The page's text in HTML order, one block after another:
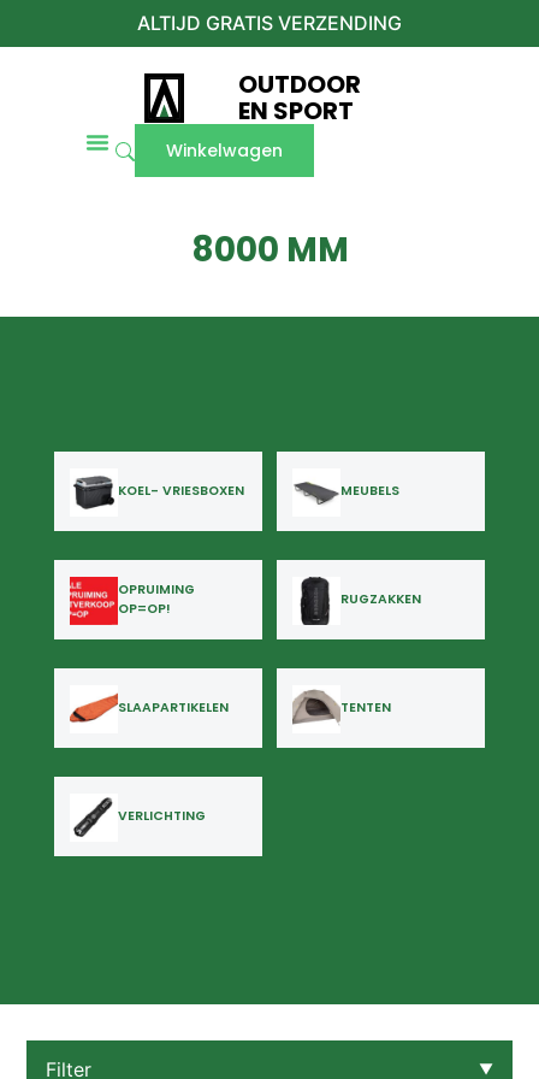
ALTIJD GRATIS VERZENDING
OUTDOOR
EN SPORT
Winkelwagen
8000 MM
KOEL- VRIESBOXEN MEUBELS
OPRUIMING
OP=OP!
RUGZAKKEN
SLAAPARTIKELEN TENTEN
VERLICHTING
Filter ▼